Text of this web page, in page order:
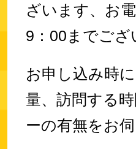
ざいます、お
9：00までござ
お申し込み時
量、訪問する
ーの有無をお